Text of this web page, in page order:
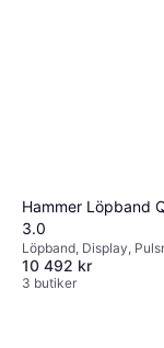
Hammer Löpband
3.0
Löpband, Display,
Hopfällbar
10 492 kr
3 butiker